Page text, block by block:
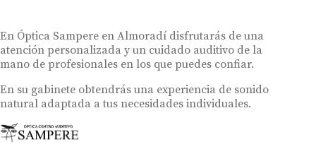
En Óptica Sampere en Almoradí disfrutarás de una
atención personalizada y un cuidado auditivo de la
mano de profesionales en los que puedes confiar.
En su gabinete obtendrás una experiencia de sonido
natural adaptada a tus necesidades individuales.